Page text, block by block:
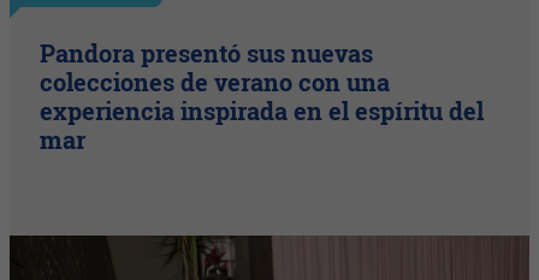
Pandora presentó sus nuevas
colecciones de verano con una
experiencia inspirada en el espíritu del
mar